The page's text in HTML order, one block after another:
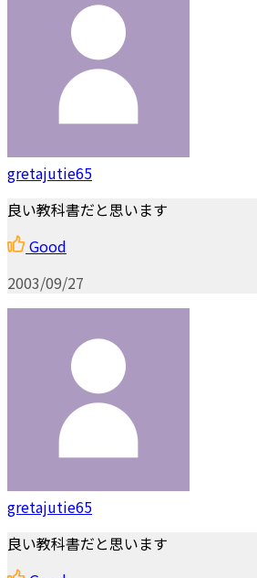
gretajutie65
良い教科書だと思います
Good
2003/09/27
gretajutie65
良い教科書だと思います